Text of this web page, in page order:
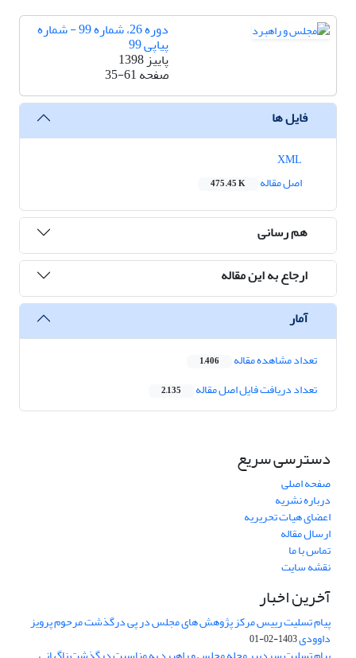
دوره 26، شماره 99 - شماره
پیاپی 99
پاییز 1398
صفحه35-61
فایل ها
اصل مقاله
475.45 K
هم رسانی
ارجاع به این مقاله
آمار
تعداد مشاهده مقاله 1,406
تعداد دریافت فایل اصل مقاله 2,135
دسترسی سریع
صفحه اصلی
درباره نشریه
اعضای هیات تحریریه
ارسال مقاله
تماس با ما
نقشه سایت
آخرین اخبار
پیام تسلیت رییس مرکز پژوهش های مجلس در پی درگذشت مرحوم پرویز
داوودی1403-02-01